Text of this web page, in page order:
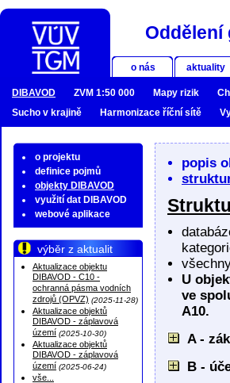
o nás aktuality
DIBAVOD ZVM 1:50 000 Mapy rizik
Sucho v krajině
Harmonizace říční sítě
o projektu
definice pojmů
objekty DIBAVOD
využití dat DIBAVOD
webové aplikace
výběr z aktualit
Aktualizace objektu
DIBAVOD - C10 -
ochranná pásma vodních
zdrojů (OPVZ) (2025-11-28)
Aktualizace objektů
DIBAVOD - záplavová
území (2025-10-30)
Aktualizace objektů
DIBAVOD - záplavová
území (2025-06-24)
vše...
popis
U
ve
A10.
A -
B -